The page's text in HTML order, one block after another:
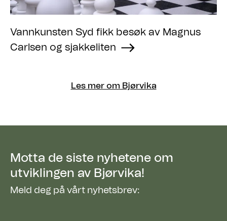
Vannkunsten Syd fikk besøk av Magnus
Carlsen og sjakkeliten
Les mer om Bjørvika
Motta de siste nyhetene om
utviklingen av Bjørvika!
Meld deg på vårt nyhetsbrev: